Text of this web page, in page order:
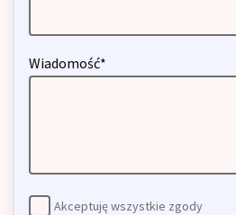
Wiadomość*
Akceptuję wszystkie zgody